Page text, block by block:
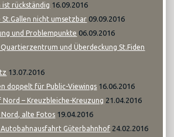
ist rückständig 16.09.2016
nicht umsetzbar 09.09.2016
und Problempunkte 06.09.2016
Quartierzentrum und Überdeckung St.Fiden
13.07.2016
doppelt für Public-Viewings 16.06.2016
Nord – Kreuzbleiche-Kreuzung 21.04.2016
Nord, alte Fotos 19.04.2016
Autobahnausfahrt Güterbahnhof 24.02.2016